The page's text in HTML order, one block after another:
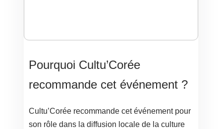
Pourquoi Cultu’Corée
recommande cet événement ?
Cultu’Corée recommande cet événement pour
son rôle dans la diffusion locale de la culture